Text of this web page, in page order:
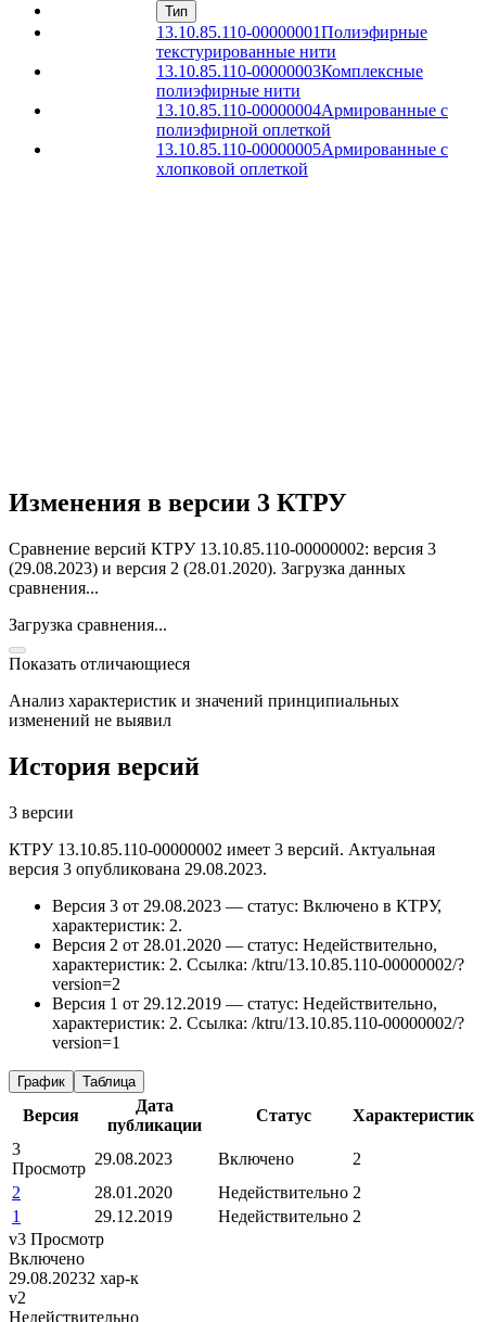
Тип
13.10.85.110-00000001Полиэфирные
текстурированные нити
13.10.85.110-00000003Комплексные
полиэфирные нити
13.10.85.110-00000004Армированные с
полиэфирной оплеткой
13.10.85.110-00000005Армированные с
хлопковой оплеткой
Изменения в версии 3 КТРУ
Сравнение версий КТРУ 13.10.85.110-00000002: версия 3
(29.08.2023) и версия 2 (28.01.2020). Загрузка данных
сравнения...
Загрузка сравнения...
Показать отличающиеся
Анализ характеристик и значений принципиальных
изменений не выявил
История версий
3 версии
КТРУ 13.10.85.110-00000002 имеет 3 версий. Актуальная
версия 3 опубликована 29.08.2023.
Версия 3 от 29.08.2023 — статус: Включено в КТРУ,
характеристик: 2.
Версия 2 от 28.01.2020 — статус: Недействительно,
характеристик: 2. Ссылка: /ktru/13.10.85.110-00000002/?
version=2
Версия 1 от 29.12.2019 — статус: Недействительно,
характеристик: 2. Ссылка: /ktru/13.10.85.110-00000002/?
version=1
График Таблица
Версия
Дата
публикации
Статус
Характеристик
3
Просмотр
29.08.2023 Включено
2
2
28.01.2020 Недействительно 2
1
29.12.2019 Недействительно 2
v3 Просмотр
Включено
29.08.20232 хар-к
v2
Недействительно